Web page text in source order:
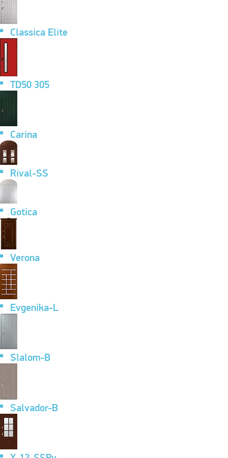
Classica Elite
TD50 305
Carina
Rival-SS
Gotica
Verona
Evgenika-L
Slalom-B
Salvador-B